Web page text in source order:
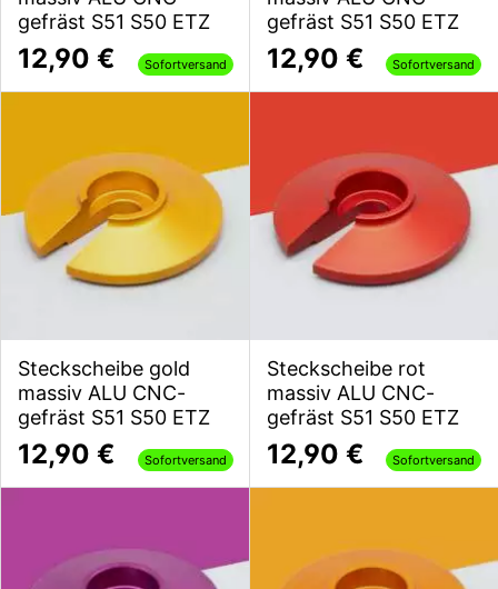
gefräst S51 S50 ETZ
12,90 € Sofortversand
gefräst S51 S50 ETZ
12,90 € Sofortversand
Steckscheibe gold
massiv ALU CNC-
gefräst S51 S50 ETZ
12,90 € Sofortversand
Steckscheibe rot
massiv ALU CNC-
gefräst S51 S50 ETZ
12,90 € Sofortversand